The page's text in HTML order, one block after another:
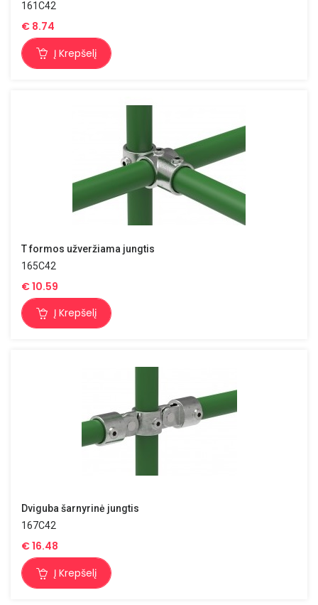
161C42
€ 8.74
Į Krepšelį
T formos užveržiama jungtis
165C42
€10.59
Į Krepšelį
Dviguba šarnyrinė jungtis
167C42
€16.48
Į Krepšelį